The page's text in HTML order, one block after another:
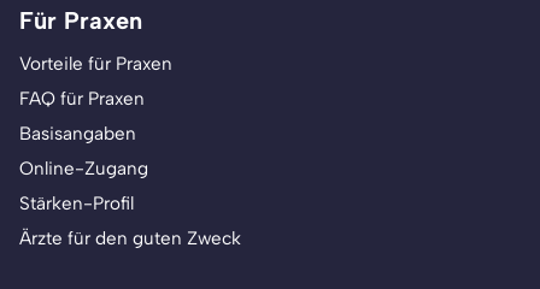
Für Praxen
Vorteile für Praxen
FAQ für Praxen
Basisangaben
Online-Zugang
Stärken-Profil
Ärzte für den guten Zweck